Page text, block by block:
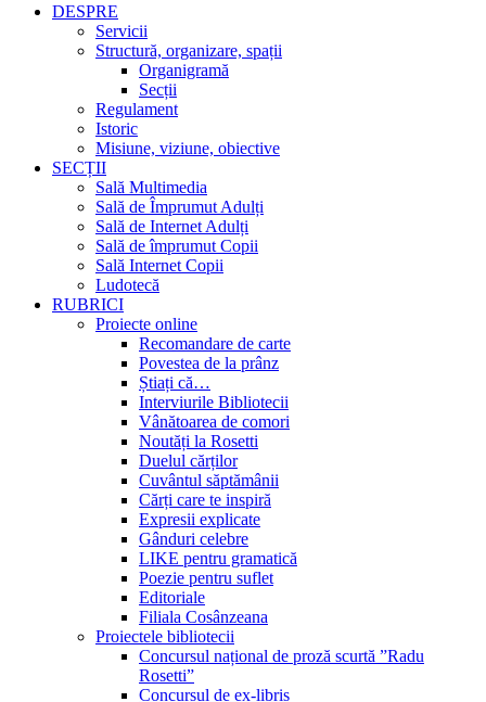
DESPRE
Servicii
Structură, organizare, spații
Organigramă
Secții
Regulament
Istoric
Misiune, viziune, obiective
SECȚII
Sală Multimedia
Sală de Împrumut Adulți
Sală de Internet Adulți
Sală de împrumut Copii
Sală Internet Copii
Ludotecă
RUBRICI
Proiecte online
Recomandare de carte
Povestea de la prânz
Știați că…
Interviurile Bibliotecii
Vânătoarea de comori
Noutăți la Rosetti
Duelul cărților
Cuvântul săptămânii
Cărți care te inspiră
Expresii explicate
Gânduri celebre
LIKE pentru gramatică
Poezie pentru suflet
Editoriale
Filiala Cosânzeana
Proiectele bibliotecii
Concursul național de proză scurtă ”Radu
Rosetti”
Concursul de ex-libris